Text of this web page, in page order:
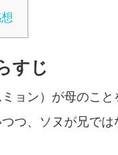
すじ
ョン）が母のこと
つ、ソヌが兄で